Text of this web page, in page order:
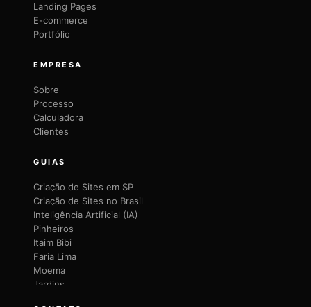
Landing Pages
E-commerce
Portfólio
EMPRESA
Sobre
Processo
Calculadora
Clientes
GUIAS
Criação de Sites em SP
Criação de Sites no Brasil
Inteligência Artificial (IA)
Pinheiros
Itaim Bibi
Faria Lima
Moema
Jardins